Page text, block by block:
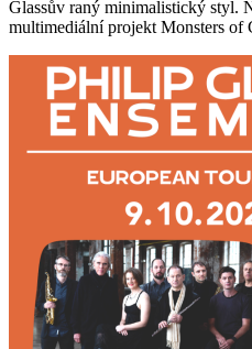
Glassův raný minimalistický styl.
multimediální projekt Monsters of